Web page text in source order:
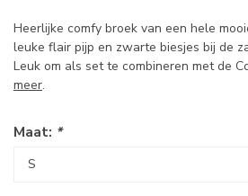
Heerlijke comfy broek van een hele
leuke flair pijp en zwarte biesjes bij de
Leuk om als set te combineren met de
meer.
Maat: *